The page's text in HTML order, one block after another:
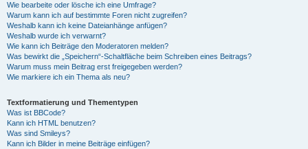
Wie bearbeite oder lösche ich eine Umfrage?
Warum kann ich auf bestimmte Foren nicht zugreifen?
Weshalb kann ich keine Dateianhänge anfügen?
Weshalb wurde ich verwarnt?
Wie kann ich Beiträge den Moderatoren melden?
Was bewirkt die „Speichern“-Schaltfläche beim Schreiben eines Beitrags?
Warum muss mein Beitrag erst freigegeben werden?
Wie markiere ich ein Thema als neu?
Textformatierung und Thementypen
Was ist BBCode?
Kann ich HTML benutzen?
Was sind Smileys?
Kann ich Bilder in meine Beiträge einfügen?